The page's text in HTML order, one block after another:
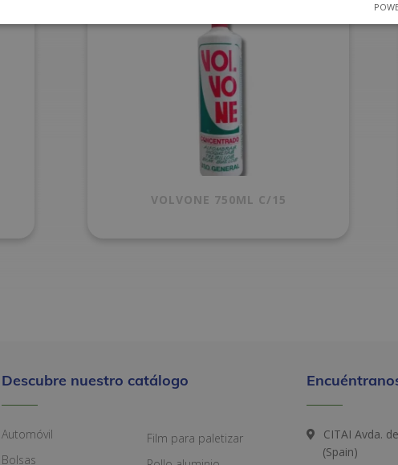
VOLVONE 750ML C/15
Descubre nuestro catálogo
Automóvil
Bolsas
Film para paletizar
CITAI Avda.
(Spain)